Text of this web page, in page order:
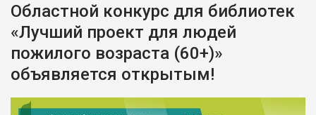
Областной конкурс для библиотек
«Лучший проект для людей
пожилого возраста (60+)»
объявляется открытым!